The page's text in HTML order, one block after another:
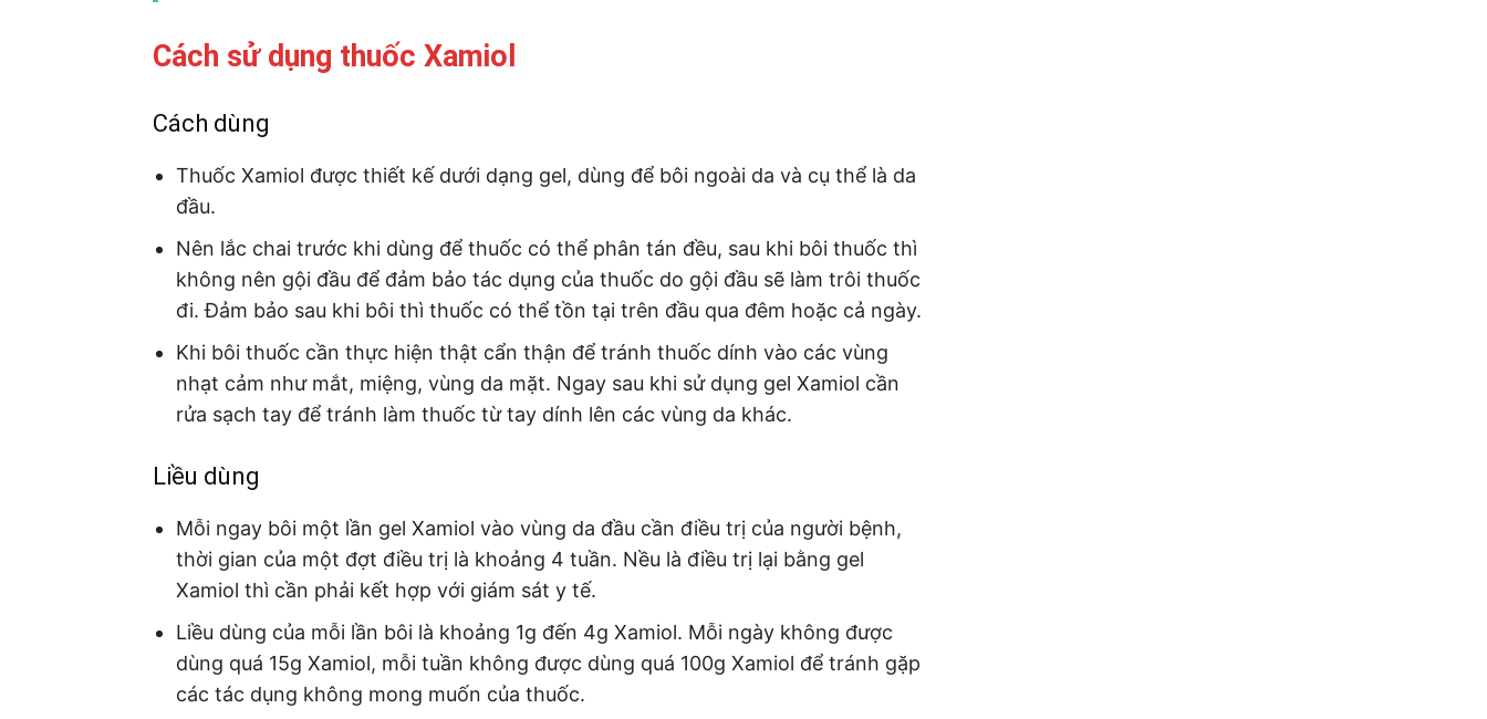
Cách sử dụng thuốc Xamiol
Cách dùng
Thuốc Xamiol được thiết kế dưới dạng gel, dùng để bôi ngoài da và cụ thể là da
đầu.
Nên lắc chai trước khi dùng để thuốc có thể phân tán đều, sau khi bôi thuốc thì
không nên gội đầu để đảm bảo tác dụng của thuốc do gội đầu sẽ làm trôi thuốc
đi. Đảm bảo sau khi bôi thì thuốc có thể tồn tại trên đầu qua đêm hoặc cả ngày.
Khi bôi thuốc cần thực hiện thật cẩn thận để tránh thuốc dính vào các vùng
nhạt cảm như mắt, miệng, vùng da mặt. Ngay sau khi sử dụng gel Xamiol cần
rửa sạch tay để tránh làm thuốc từ tay dính lên các vùng da khác.
Liều dùng
Mỗi ngay bôi một lần gel Xamiol vào vùng da đầu cần điều trị của người bệnh,
thời gian của một đợt điều trị là khoảng 4 tuần. Nều là điều trị lại bằng gel
Xamiol thì cần phải kết hợp với giám sát y tế.
Liều dùng của mỗi lần bôi là khoảng 1g đến 4g Xamiol. Mỗi ngày không được
dùng quá 15g Xamiol, mỗi tuần không được dùng quá 100g Xamiol để tránh gặp
các tác dụng không mong muốn của thuốc.